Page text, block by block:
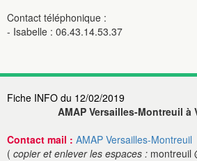
Contact téléphonique :
- Isabelle : 06.43.14.53.37
Fiche INFO du 12/02/2019
AMAP Versailles-Montreuil à
Contact mail : AMAP Versailles-Montreuil
( copier et enlever les espaces : montreuil